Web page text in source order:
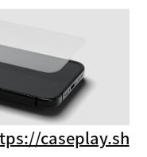
caseplay.sh